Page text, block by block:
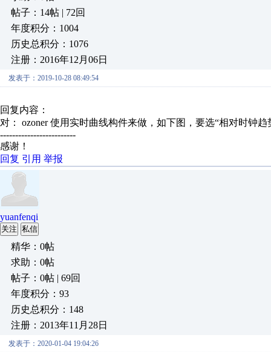
帖子：14帖 | 72回
年度积分：1004
历史总积分：1076
注册：2016年12月06日
发表于：2019-10-28 08:49:54
回复内容：
对： ozoner使用实时曲线构件来做，如下图，要选“相对时钟趋
-------------------------
感谢！
回复 引用 举报
yuanfenqi
关注 私信
精华：0帖
求助：0帖
帖子：0帖 | 69回
年度积分：93
历史总积分：148
注册：2013年11月28日
发表于：2020-01-04 19:04:26